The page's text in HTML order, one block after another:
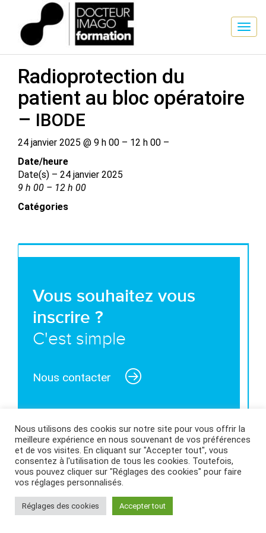
SESSION DE FORMATION
Radioprotection du
patient au bloc opératoire
– IBODE
24 janvier 2025 @ 9 h 00 – 12 h 00 –
Date/​heure
Date(s) – 24 janvier 2025
9 h 00 – 12 h 00
Catégories
Vous souhaitez vous
inscrire ?
C'est simple
Nous contacter
MENTIONS LÉGALES ET CONDITIONS GÉNÉRALES
D’UTILISATION| POLITIQUE DES COOKIES|
Nous utilisons des cookis sur notre site pour vous offrir la
meilleure expérience en nous souvenant de vos préférences
et de vos visites. En cliquant sur "Accepter tout", vous
consentez à l'utilisation de tous les cookies. Toutefois,
vous pouvez cliquer sur "Réglages des cookies" pour faire
vos réglages personnalisés.
Réglages des cookies Accepter tout